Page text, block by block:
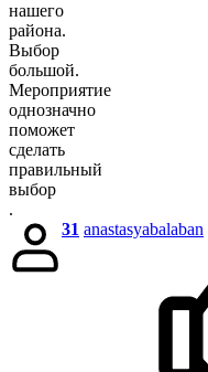
нашего
района.
Выбор
большой.
Мероприятие
однозначно
поможет
сделать
правильный
выбор
.
31 anastasyabalaban